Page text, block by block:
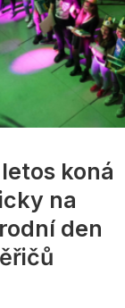
koná
na
den